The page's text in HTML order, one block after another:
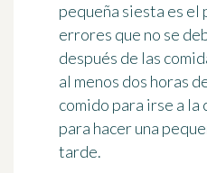
pequeña siesta es el
errores que no se
después de las
al menos dos horas
comido para irse a la
para hacer una
tarde.